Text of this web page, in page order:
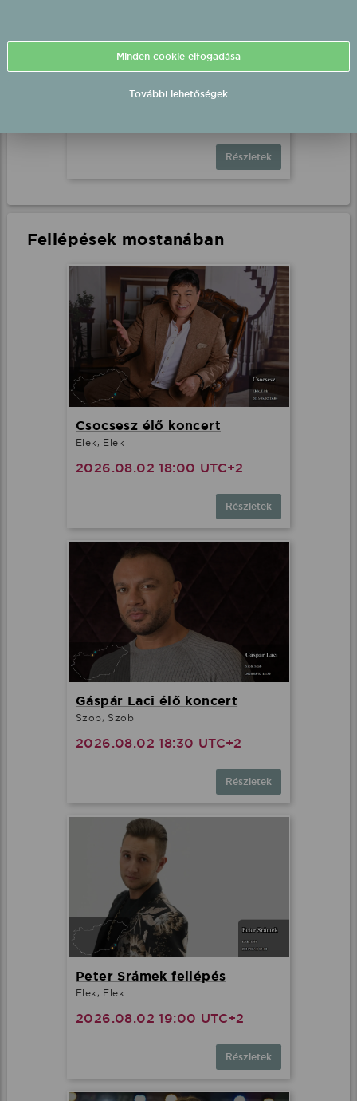
Bestiák Retro Őrület - Miss
Bee fellépés
Nemesbikk, Szabadtér
Részletek
Fellépések mostanában
Csocsesz élő koncert
Elek, Elek
2026.08.02 18:00 UTC+2
Részletek
Gáspár Laci élő koncert
Szob, Szob
2026.08.02 18:30 UTC+2
Részletek
Peter Srámek fellépés
Elek, Elek
2026.08.02 19:00 UTC+2
Részletek
Minden cookie elfogadása
További lehetőségek